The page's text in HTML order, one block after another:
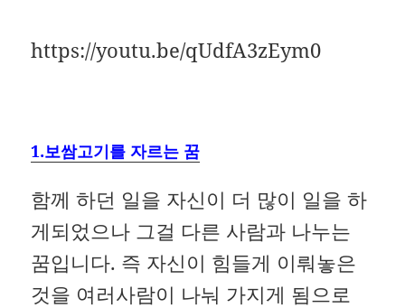
https://youtu.be/qUdfA3zEym0
1.보쌈고기를 자르는 꿈
함께 하던 일을 자신이 더 많이 일을 하
게되었으나 그걸 다른 사람과 나누는
꿈입니다. 즉 자신이 힘들게 이뤄놓은
것을 여러사람이 나눠 가지게 됨으로